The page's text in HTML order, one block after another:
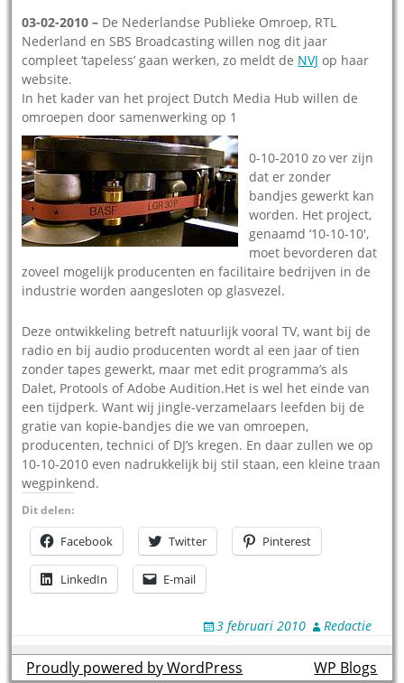
03-02-2010 – De Nederlandse Publieke Omroep, RTL
Nederland en SBS Broadcasting willen nog dit jaar
compleet ‘tapeless’ gaan werken, zo meldt de NVJ op haar
website.
In het kader van het project Dutch Media Hub willen de
omroepen door samenwerking op 1
0-10-2010 zo ver zijn
dat er zonder
bandjes gewerkt kan
worden. Het project,
genaamd ‘10-10-10′,
moet bevorderen dat
zoveel mogelijk producenten en facilitaire bedrijven in de
industrie worden aangesloten op glasvezel.
Deze ontwikkeling betreft natuurlijk vooral TV, want bij de
radio en bij audio producenten wordt al een jaar of tien
zonder tapes gewerkt, maar met edit programma’s als
Dalet, Protools of Adobe Audition.Het is wel het einde van
een tijdperk. Want wij jingle-verzamelaars leefden bij de
gratie van kopie-bandjes die we van omroepen,
producenten, technici of DJ’s kregen. En daar zullen we op
10-10-2010 even nadrukkelijk bij stil staan, een kleine traan
wegpinkend.
Dit delen:
Facebook Twitter Pinterest
LinkedIn E-mail
3 februari 2010 Redactie
Proudly powered by WordPress theme byWP Blogs